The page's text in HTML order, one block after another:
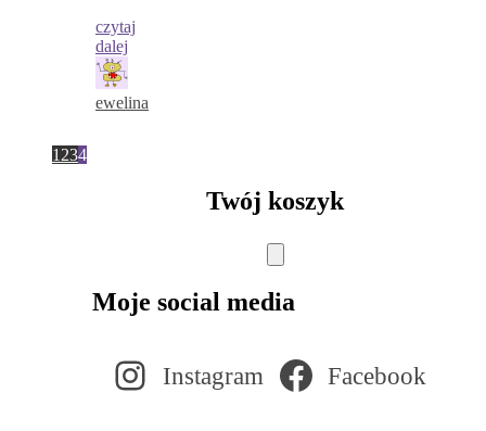
czytaj
dalej
ewelina
1 234
Twój koszyk
Moje social media
Instagram Facebook